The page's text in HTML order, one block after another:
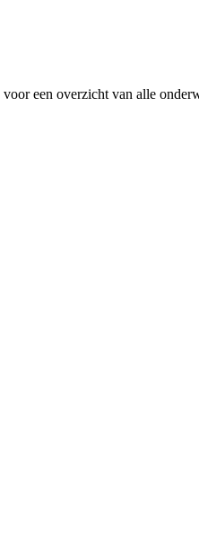
voor een overzicht van alle